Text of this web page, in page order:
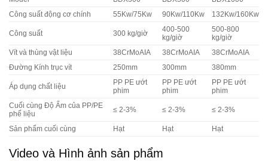
Công suất động cơ chính 55Kw/75Kw 90Kw/110Kw 132Kw/160Kw
Công suất 300 kg/giờ
400-500
kg/giờ
500-800
kg/giờ
Vít và thùng vật liệu 38CrMoAIA 38CrMoAIA 38CrMoAIA
Đường Kính trục vít 250mm 300mm 380mm
Áp dụng chất liệu
PP PE ướt
phim
PP PE ướt
phim
PP PE ướt
phim
Cuối cùng Độ Ẩm của PP/PE
phế liệu
≤ 2-3% ≤ 2-3% ≤ 2-3%
Sản phẩm cuối cùng Hạt Hạt Hạt
Video và Hình ảnh sản phẩm